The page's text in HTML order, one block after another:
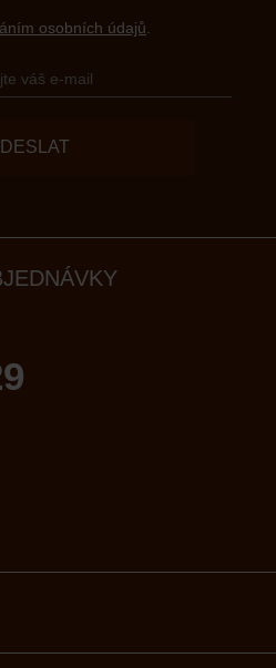
osobních údajů